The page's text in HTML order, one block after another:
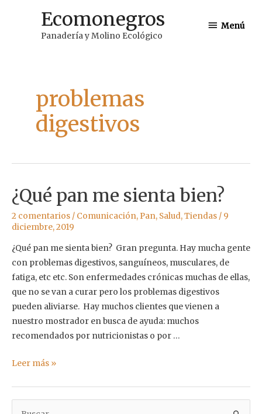
Ecomonegros
Panadería y Molino Ecológico
Menú
Menú
problemas
digestivos
¿Qué pan me sienta bien?
2 comentarios / Comunicación, Pan, Salud,Tiendas / 9
diciembre, 2019
¿Qué pan me sienta bien? Gran pregunta. Hay mucha gente
con problemas digestivos, sanguíneos, musculares, de
fatiga, etc etc. Son enfermedades crónicas muchas de ellas,
que no se van a curar pero los problemas digestivos
pueden aliviarse. Hay muchos clientes que vienen a
nuestro mostrador en busca de ayuda: muchos
recomendados por nutricionistas o por …
¿Qué
Leer más »